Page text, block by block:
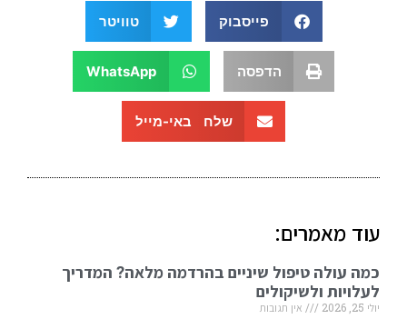
פייסבוק טוויטר
הדפסה WhatsApp
שלח באי-מייל
עוד מאמרים:
כמה עולה טיפול שיניים בהרדמה מלאה? המדריך
לעלויות ולשיקולים
יולי 25, 2026
אין תגובות